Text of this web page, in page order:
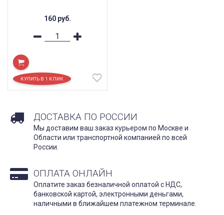
160 руб.
ДОСТАВКА ПО РОССИИ
Мы доставим ваш заказ курьером по Москве и
Области или транспортной компанией по всей
России.
ОПЛАТА ОНЛАЙН
Оплатите заказ безналичной оплатой с НДС,
банковской картой, электронными деньгами,
наличными в ближайшем платежном терминале.